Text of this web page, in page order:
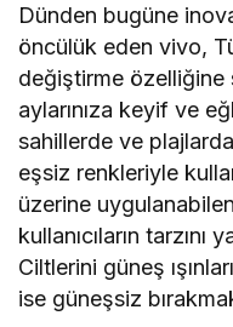
Dünden bugüne
öncülük eden vivo,
değiştirme özelliğine
aylarınıza keyif ve
sahillerde ve
eşsiz renkleriyle
üzerine
kullanıcıların tarzını
Ciltlerini güneş
ise güneşsiz